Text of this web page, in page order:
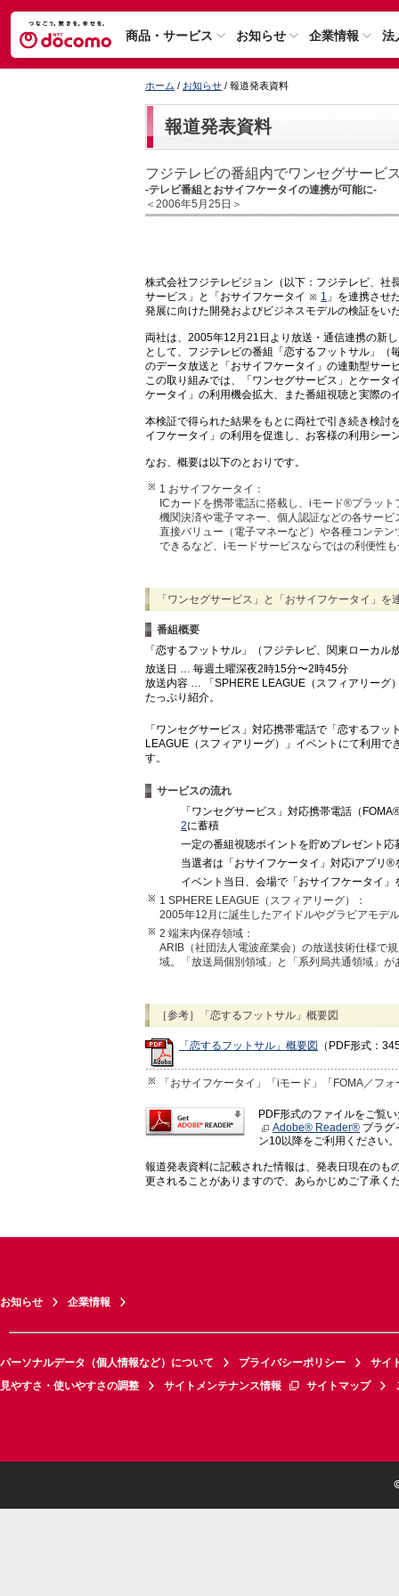
商品・サービス お知らせ 企業情報 法
ホーム / お知らせ / 報道発表資料
報道発表資料
フジテレビの番組内でワンセグサービ
-テレビ番組とおサイフケータイの連携が可能に-
＜2006年5月25日＞
株式会社フジテレビジョン（以下：フジテレビ、社
サービス」と「おサイフケータイ
1 」を連携させ
発展に向けた開発およびビジネスモデルの検証をい
両社は、2005年12月21日より放送・通信連携の新
として、フジテレビの番組「恋するフットサル」
のデータ放送と「おサイフケータイ」の連動型サー
この取り組みでは、「ワンセグサービス」とケー
ケータイ」の利用機会拡大、また番組視聴と実際の
本検証で得られた結果をもとに両社で引き続き検討
イフケータイ」の利用を促進し、お客様の利用シー
なお、概要は以下のとおりです。
1 おサイフケータイ：
ICカードを携帯電話に搭載し、iモード®プラッ
機関決済や電子マネー、個人認証などの各サー
直接バリュー（電子マネーなど）や各種コンテ
できるなど、iモードサービスならではの利便性
「ワンセグサービス」と「おサイフケータイ」を
番組概要
「恋するフットサル」（フジテレビ、関東ローカル
放送日 … 毎週土曜深夜2時15分〜2時45分
放送内容 … 「SPHERE LEAGUE（スフィアリーグ
たっぷり紹介。
「ワンセグサービス」対応携帯電話で「恋するフ
LEAGUE（スフィアリーグ）」イベントにて利用
す。
サービスの流れ
「ワンセグサービス」対応携帯電話（
2に蓄積
一定の番組視聴ポイントを貯めプレゼント応
当選者は「おサイフケータイ」対応iアプリ®
イベント当日、会場で「おサイフケータイ」
1 SPHERE LEAGUE（スフィアリーグ）：
2005年12月に誕生したアイドルやグラビアモデ
2 端末内保存領域：
ARIB（社団法人電波産業会）の放送技術仕様で
域。「放送局個別領域」と「系列局共通領域」が
［参考］「恋するフットサル」概要図
「恋するフットサル」概要図 （PDF形式：
「おサイフケータイ」「iモード」「FOMA／フ
PDF形式のファイルをご覧
Adobe® Reader® プラグ
ン10以降をご利用ください。
報道発表資料に記載された情報は、発表日現在のも
更されることがありますので、あらかじめご了承く
お知らせ 企業情報
パーソナルデータ（個人情報など）について プライバシーポリシー
サイ
見やすさ・使いやすさの調整
サイトメンテナンス情報 サイトマップ